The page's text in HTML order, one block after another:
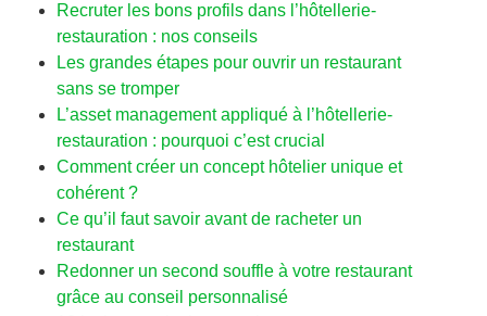
Recruter les bons profils dans l’hôtellerie-
restauration : nos conseils
Les grandes étapes pour ouvrir un restaurant
sans se tromper
L’asset management appliqué à l’hôtellerie-
restauration : pourquoi c’est crucial
Comment créer un concept hôtelier unique et
cohérent ?
Ce qu’il faut savoir avant de racheter un
restaurant
Redonner un second souffle à votre restaurant
grâce au conseil personnalisé